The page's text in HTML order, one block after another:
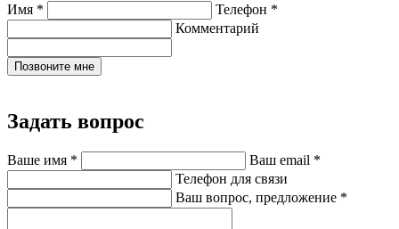
Имя * Телефон *
Комментарий
Позвоните мне
Задать вопрос
Ваше имя * Ваш email *
Телефон для связи
Ваш вопрос, предложение *